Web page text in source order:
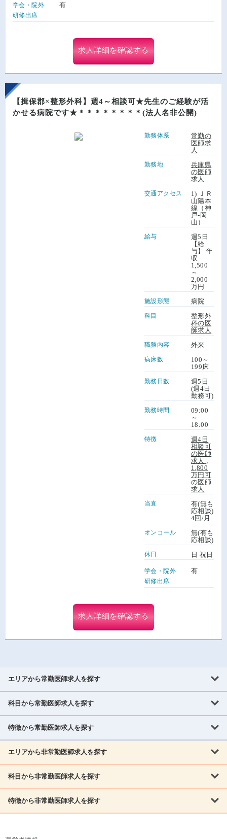
学会・院外
研修出席
有
求人詳細を確認する
【揖保郡×整形外科】週4～相談可★先生のご経験が活
かせる病院です★＊＊＊＊＊＊＊＊(法人名非公開)
勤務体系
常勤の
医師求
人
勤務地
兵庫県
の医師
求人
交通アクセス
1) ＪＲ
山陽本
線（神
戸-岡
山）
給与
週5日
【給
与】 年
収
1,500
～
2,000
万円
施設形態 病院
科目
整形外
科の医
師求人
職務内容 外来
病床数
100～
199床
勤務日数
週5日
(週4日
勤務可)
勤務時間
09:00
～
18:00
特徴
週4日
相談可
の医師
求人
1,800
万円可
の医師
求人
当直
有(無も
応相談)
4回/月
オンコール
無(有も
応相談)
休日 日 祝日
学会・院外
研修出席
有
求人詳細を確認する
エリアから常勤医師求人を探す
北海道・東北
北海道 青森県 岩手県
茨城県 栃木県 群馬県
神奈川県 山梨県
北信越
科目から常勤医師求人を探す
内科系
消化器科 呼吸器科
リウマチ科 外科 消化器外科
脳神経外科 乳腺外科 泌尿器科 整形外科 形成外科
特徴から常勤医師求人を探す
救急対応なし 女性医師歓迎
施設長募集 年齢不問 外来のみ
エリアから非常勤医師求人を探す
北海道・東北
北海道 青森県 岩手県
科目から非常勤医師求人を探す
内科系
特徴から非常勤医師求人を探す